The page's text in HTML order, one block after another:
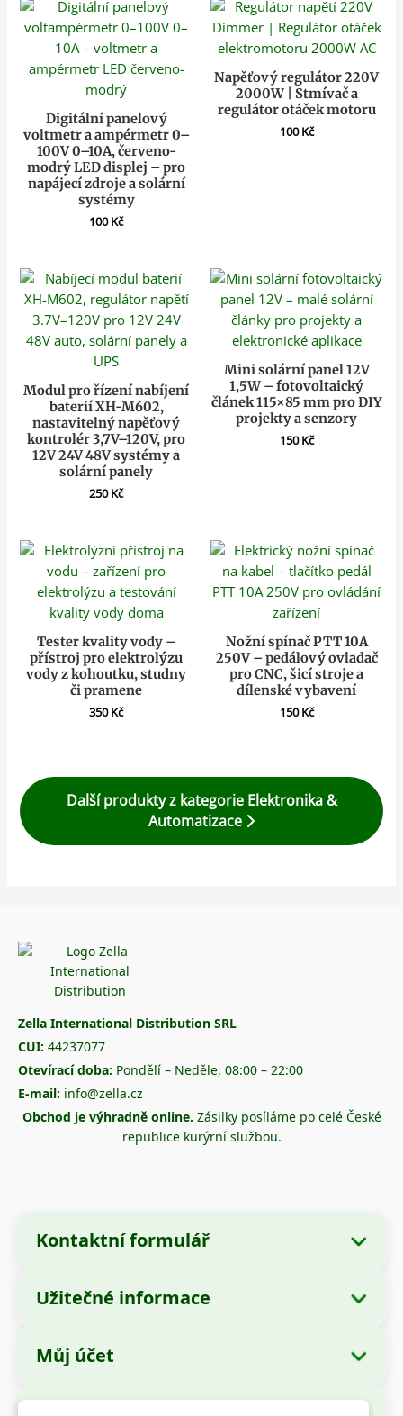
Digitální panelový
voltmetr a ampérmetr 0–
100V 0–10A, červeno-
modrý LED displej – pro
napájecí zdroje a solární
systémy
100Kč
Napěťový regulátor 220V
2000W | Stmívač a
regulátor otáček motoru
100Kč
Modul pro řízení nabíjení
baterií XH-M602,
nastavitelný napěťový
kontrolér 3,7V–120V, pro
12V 24V 48V systémy a
solární panely
250Kč
Mini solární panel 12V
1,5W – fotovoltaický
článek 115×85 mm pro DIY
projekty a senzory
150Kč
Tester kvality vody –
přístroj pro elektrolýzu
vody z kohoutku, studny
či pramene
350Kč
Nožní spínač PTT 10A
250V – pedálový ovladač
pro CNC, šicí stroje a
dílenské vybavení
150Kč
Další produkty z kategorie Elektronika &
Automatizace
Zella International Distribution SRL
CUI: 44237077
Otevírací doba: Pondělí – Neděle, 08:00 – 22:00
E-mail: info@zella.cz
Obchod je výhradně online. Zásilky posíláme po celé České
republice kurýrní službou.
Kontaktní formulář
Název společnosti:
Distribution SRL
Sídlo:Strada Cuza Vodă nr. 97, Sector 4,
Užitečné informace
Jak objednávat?
Způsoby platby
Můj účet
Moje objednávky